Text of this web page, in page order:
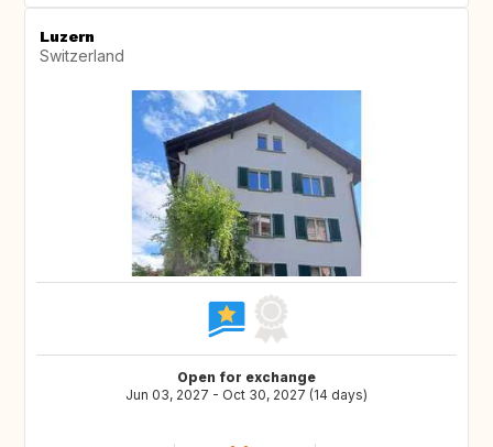
Luzern
Switzerland
Open for exchange
Jun 03, 2027 - Oct 30, 2027 (14 days)